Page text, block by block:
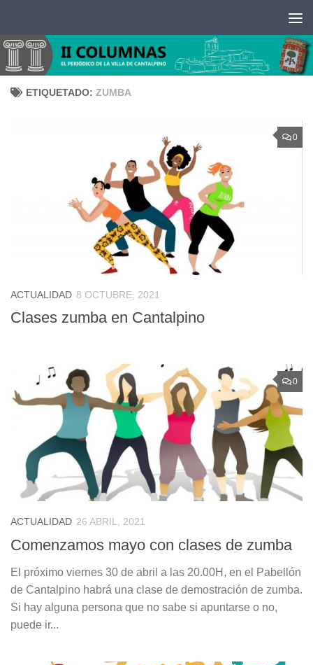
ETIQUETADO: ZUMBA
0
ACTUALIDAD 8 OCTUBRE, 2021
Clases zumba en Cantalpino
0
ACTUALIDAD 26 ABRIL, 2021
Comenzamos mayo con clases de zumba
El próximo viernes 30 de abril a las 20.00H, en el Pabellón
de Cantalpino habrá una clase de demostración de zumba.
Si hay alguna persona que no sabe si apuntarse o no,
puede ir...